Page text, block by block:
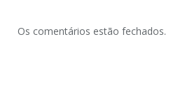
Os comentários estão fechados.